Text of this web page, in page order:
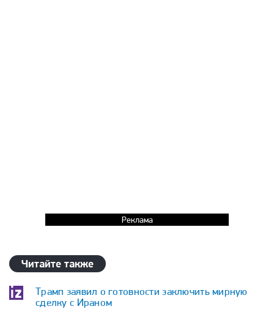
Реклама
Читайте также
Трамп заявил о готовности заключить мирную
сделку с Ираном